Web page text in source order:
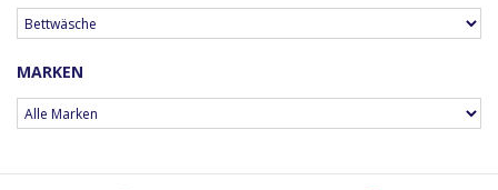
MARKEN